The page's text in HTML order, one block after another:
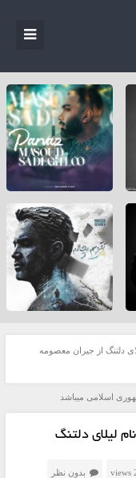
دلتنگ از جیران معصومه
اسلامی میباشد
لیلای دلتنگ
بدون نظر